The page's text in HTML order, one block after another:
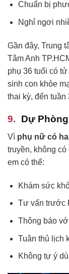
Chuẩn bị
Nghỉ ngơi
Gần đây, Trung
Tâm Anh
phụ 36 tuổi có
sinh con khỏe
thai kỳ, đến
Dự
Vì phụ nữ có
truyền, không
em có thể:
Khám sức
Tư vấn trước
Thông báo
Tuân thủ lịch
Không tự ý